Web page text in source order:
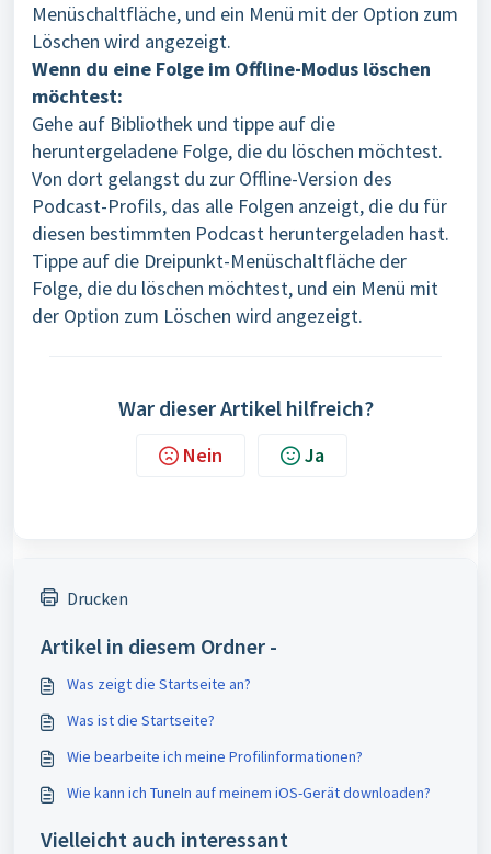
Menüschaltfläche, und ein Menü mit der Option zum
Löschen wird angezeigt.
Wenn du eine Folge im Offline-Modus löschen
möchtest:
Gehe auf Bibliothek und tippe auf die
heruntergeladene Folge, die du löschen möchtest.
Von dort gelangst du zur Offline-Version des
Podcast-Profils, das alle Folgen anzeigt, die du für
diesen bestimmten Podcast heruntergeladen hast.
Tippe auf die Dreipunkt-Menüschaltfläche der
Folge, die du löschen möchtest, und ein Menü mit
der Option zum Löschen wird angezeigt.
War dieser Artikel hilfreich?
Nein Ja
Drucken
Artikel in diesem Ordner -
Was zeigt die Startseite an?
Was ist die Startseite?
Wie bearbeite ich meine Profilinformationen?
Wie kann ich TuneIn auf meinem iOS-Gerät downloaden?
Vielleicht auch interessant